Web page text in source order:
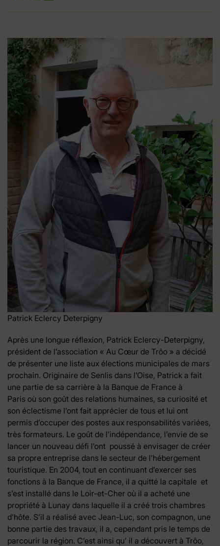
Patrick Eclercy Deterpigny
Après une longue réflexion, Patrick Eclercy-Deterpigny,
président de l’association « Au Cœur de Trôo » a décidé
de présenter une liste aux élections municipales de mars
prochain. Originaire de Senlis dans l’Oise, Patrick a fait
une partie de sa carrière à la Banque de France à
Paris où son goût des relations humaines, sa curiosité et
son éclectisme l’ont fait apprécier de tous et lui ont
permis d’occuper des postes aux responsabilités variées,
très formateurs. Le goût de l’indépendance, l’envie de se
lancer un nouveau défi l’ont poussé à envisager de créer
sa propre entreprise dans le secteur de l’hébergement
touristique. En 2004, tout en continuant d’exercer ses
fonctions à la Banque de France, il a quitté la capitale et
s’est installé dans le Loir-et-Cher où il a acheté une
propriété à Lunay dans laquelle il a créé trois chambres
d’hôte. S’il a réalisé avec Jean-Luc, son compagnon, une
bonne partie des travaux, il a, cependant pris le temps de
parcourir la région. C’est ainsi qu’ il a découvert à Trôo,